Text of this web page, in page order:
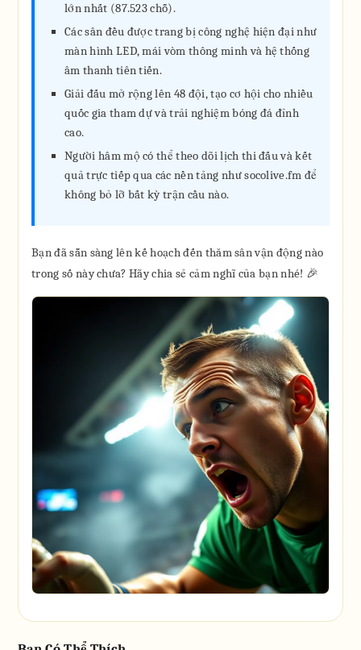
lớn nhất (87.523 chỗ).
Các sân đều được trang bị công nghệ hiện đại như
màn hình LED, mái vòm thông minh và hệ thống
âm thanh tiên tiến.
Giải đấu mở rộng lên 48 đội, tạo cơ hội cho nhiều
quốc gia tham dự và trải nghiệm bóng đá đỉnh
cao.
Người hâm mộ có thể theo dõi lịch thi đấu và kết
quả trực tiếp qua các nền tảng như socolive.fm để
không bỏ lỡ bất kỳ trận cầu nào.
Bạn đã sẵn sàng lên kế hoạch đến thăm sân vận động nào
trong số này chưa? Hãy chia sẻ cảm nghĩ của bạn nhé! 🎉